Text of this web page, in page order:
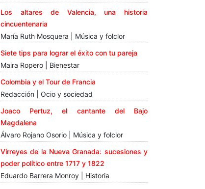
Los altares de Valencia, una historia
cincuentenaria
María Ruth Mosquera | Música y folclor
Siete tips para lograr el éxito con tu pareja
Maira Ropero | Bienestar
Colombia y el Tour de Francia
Redacción | Ocio y sociedad
Joaco Pertuz, el cantante del Bajo
Magdalena
Álvaro Rojano Osorio | Música y folclor
Virreyes de la Nueva Granada: sucesiones y
poder político entre 1717 y 1822
Eduardo Barrera Monroy | Historia